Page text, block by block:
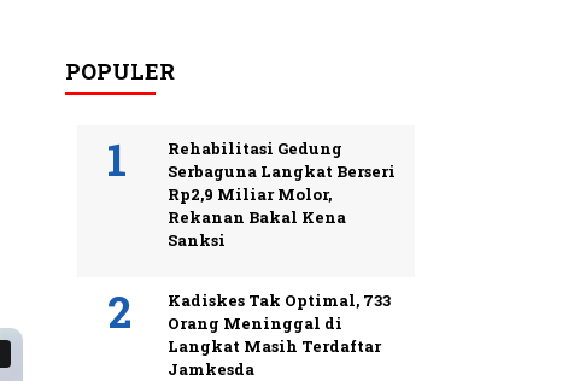
POPULER
Rehabilitasi Gedung
Serbaguna Langkat Berseri
Rp2,9 Miliar Molor,
Rekanan Bakal Kena
Sanksi
Kadiskes Tak Optimal, 733
Orang Meninggal di
Langkat Masih Terdaftar
Jamkesda